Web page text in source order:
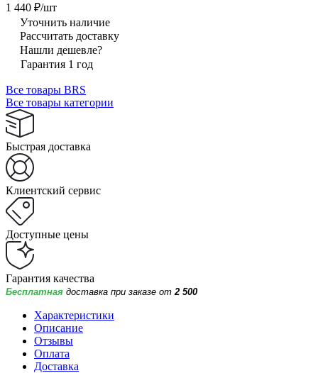
1 440 ₽/шт
Уточнить наличие
Рассчитать доставку
Нашли дешевле?
Гарантия 1 год
Все товары BRS
Все товары категории
Быстрая доставка
Клиентский сервис
Доступные цены
Гарантия качества
Бесплатная доставка при заказе от 2 500
Характеристики
Описание
Отзывы
Оплата
Доставка